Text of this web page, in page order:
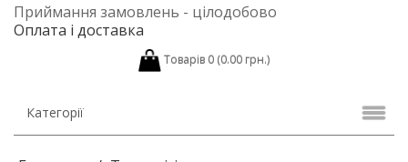
Приймання замовлень - цілодобово
Оплата і доставка
Товарів 0 (0.00 грн.)
Категорії